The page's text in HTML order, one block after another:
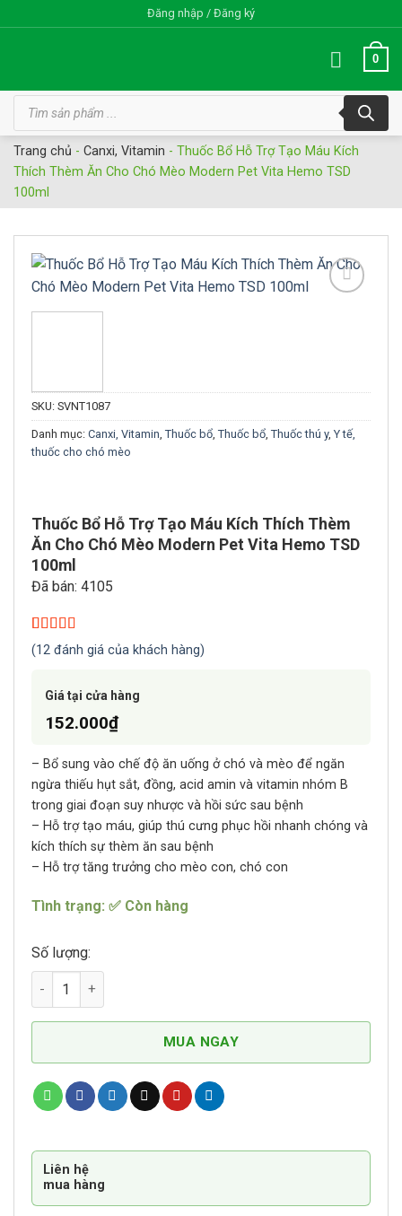
qua
Đăng nhập / Đăng ký
0
Tìm
kiếm
phẩm
Trang chủ - Canxi, Vitamin - Thuốc Bổ Hỗ Trợ Tạo Máu Kích
Thích Thèm Ăn Cho Chó Mèo Modern Pet Vita Hemo TSD
100ml
SKU: SVNT1087
Danh mục: Canxi, Vitamin, Thuốc bổ, Thuốc bổ, Thuốc thú y, Y tế,
thuốc cho chó mèo
Thuốc Bổ Hỗ Trợ Tạo Máu Kích Thích Thèm
Ăn Cho Chó Mèo Modern Pet Vita Hemo TSD
100ml
Đã bán: 4105
5.00trên 5
dựa trên
12
(12 đánh giá của khách hàng)
Giá tại cửa hàng
152.000₫
– Bổ sung vào chế độ ăn uống ở chó và mèo để ngăn
ngừa thiếu hụt sắt, đồng, acid amin và vitamin nhóm B
trong giai đoạn suy nhược và hồi sức sau bệnh
– Hỗ trợ tạo máu, giúp thú cưng phục hồi nhanh chóng và
kích thích sự thèm ăn sau bệnh
– Hỗ trợ tăng trưởng cho mèo con, chó con
Tình trạng: ✅ Còn hàng
Số lượng:
Thuốc Bổ Hỗ Trợ Tạo Máu Kích Thích Thèm Ăn Cho Chó
MUA NGAY
Liên hệ
mua hàng